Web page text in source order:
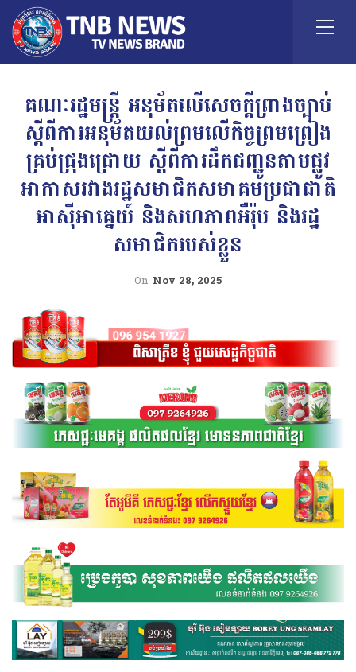
គណៈរដ្ឋមន្ត្រី អនុម័តលើសេចក្តីព្រាងច្បាប់
ស្តីពីការអនុម័តយល់ព្រមលើកិច្ចព្រមព្រៀង
គ្រប់ជ្រុងជ្រោយ ស្តីពីការដឹកជញ្ជូនតាមផ្លូវ
អាកាសរវាងរដ្ឋសមាជិកសមាគមប្រជាជាតិ
អាស៊ីអាគ្នេយ៍ និងសហភាពអឺរ៉ុប និងរដ្ឋ
សមាជិករបស់ខ្លួន
On Nov 28, 2025